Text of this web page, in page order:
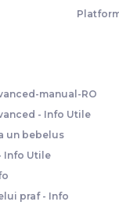
manual-RO
- Info Utile
un bebelus
Info Utile
praf - Info